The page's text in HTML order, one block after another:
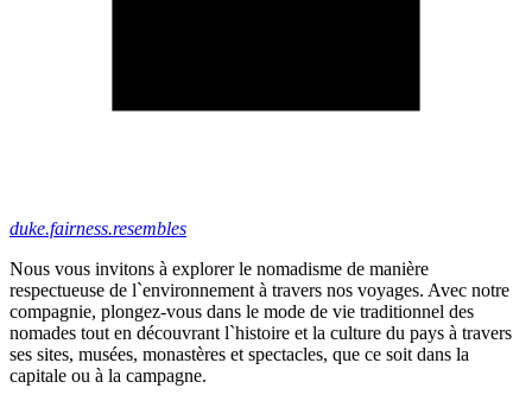
duke.fairness.resembles
Nous vous invitons à explorer le nomadisme de manière
respectueuse de l`environnement à travers nos voyages. Avec notre
compagnie, plongez-vous dans le mode de vie traditionnel des
nomades tout en découvrant l`histoire et la culture du pays à travers
ses sites, musées, monastères et spectacles, que ce soit dans la
capitale ou à la campagne.